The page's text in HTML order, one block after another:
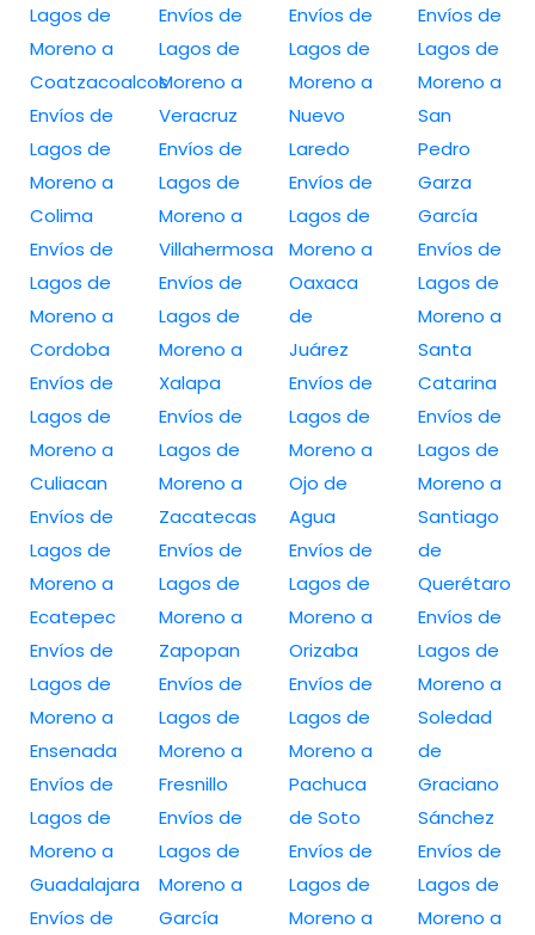
Lagos de
Moreno a
Coatzacoalcos
Envíos de
Lagos de
Moreno a
Colima
Envíos de
Lagos de
Moreno a
Cordoba
Envíos de
Lagos de
Moreno a
Culiacan
Envíos de
Lagos de
Moreno a
Ecatepec
Envíos de
Lagos de
Moreno a
Ensenada
Envíos de
Lagos de
Moreno a
Guadalajara
Envíos de
Envíos de
Lagos de
Moreno a
Veracruz
Envíos de
Lagos de
Moreno a
Villahermosa
Envíos de
Lagos de
Moreno a
Xalapa
Envíos de
Lagos de
Moreno a
Zacatecas
Envíos de
Lagos de
Moreno a
Zapopan
Envíos de
Lagos de
Moreno a
Fresnillo
Envíos de
Lagos de
Moreno a
García
Envíos de
Lagos de
Moreno a
Nuevo
Laredo
Envíos de
Lagos de
Moreno a
Oaxaca
de
Juárez
Envíos de
Lagos de
Moreno a
Ojo de
Agua
Envíos de
Lagos de
Moreno a
Orizaba
Envíos de
Lagos de
Moreno a
Pachuca
de Soto
Envíos de
Lagos de
Moreno a
Envíos de
Lagos de
Moreno a
San
Pedro
Garza
García
Envíos de
Lagos de
Moreno a
Santa
Catarina
Envíos de
Lagos de
Moreno a
Santiago
de
Querétaro
Envíos de
Lagos de
Moreno a
Soledad
de
Graciano
Sánchez
Envíos de
Lagos de
Moreno a